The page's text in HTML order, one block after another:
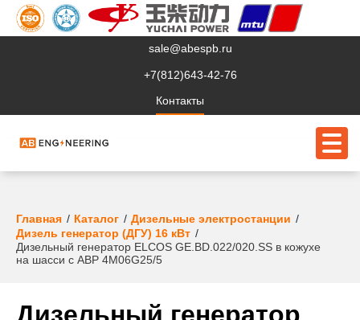
sale@abespb.ru
+7(812)643-42-76
Контакты
О компании
Клиентам
Сервис
Главная Каталог
Дизельные электростанции
Дизель генератор (ДГУ) 16 кВт
Дизельный генератор ELCOS GE.BD.022/020.SS в кожухе
на шасси с АВР 4M06G25/5